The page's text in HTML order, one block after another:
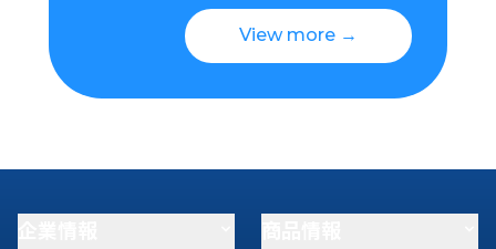
View more →